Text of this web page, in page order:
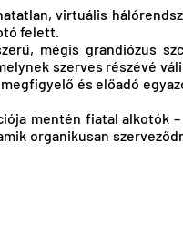
virtuális
felett.
mégis grandiózus
szerves részévé
és előadó
mentén fiatal alkotók
organikusan